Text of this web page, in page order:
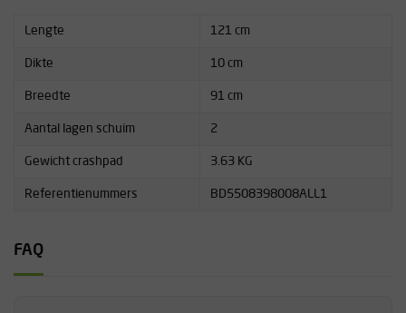
Lengte 121 cm
Dikte 10 cm
Breedte 91 cm
Aantal lagen schuim 2
Gewicht crashpad 3.63 KG
Referentienummers BD5508398008ALL1
FAQ